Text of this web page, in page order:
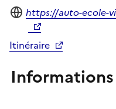
Site internet
https://auto-ecole-
Itinéraire
Informations